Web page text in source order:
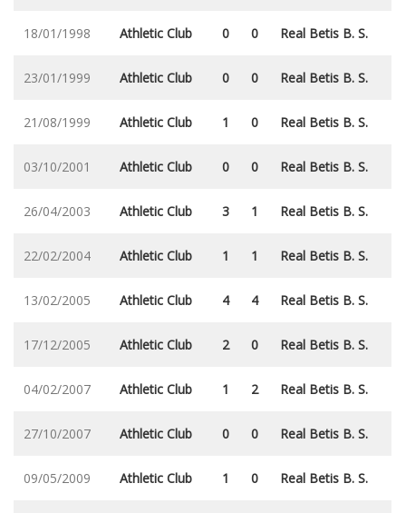
18/01/1998 Athletic Club 0 0 Real Betis B. S.
23/01/1999 Athletic Club 0 0 Real Betis B. S.
21/08/1999 Athletic Club 1 0 Real Betis B. S.
03/10/2001 Athletic Club 0 0 Real Betis B. S.
26/04/2003 Athletic Club 3 1 Real Betis B. S.
22/02/2004 Athletic Club 1 1 Real Betis B. S.
13/02/2005 Athletic Club 4 4 Real Betis B. S.
17/12/2005 Athletic Club 2 0 Real Betis B. S.
04/02/2007 Athletic Club 1 2 Real Betis B. S.
27/10/2007 Athletic Club 0 0 Real Betis B. S.
09/05/2009 Athletic Club 1 0 Real Betis B. S.